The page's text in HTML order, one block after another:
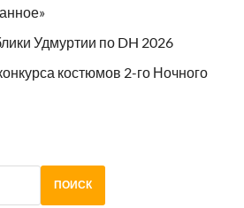
Удмуртии по DH 2026
костюмов 2-го Ночного
ПОИСК